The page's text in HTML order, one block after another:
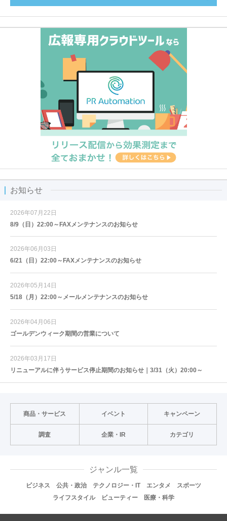
お知らせ
2026年07月22日
8/9（日）22:00～FAXメンテナンスのお知らせ
2026年06月03日
6/21（日）22:00～FAXメンテナンスのお知らせ
2026年05月14日
5/18（月）22:00～メールメンテナンスのお知らせ
2026年04月06日
ゴールデンウィーク期間の営業について
2026年03月17日
リニューアルに伴うサービス停止期間のお知らせ｜3/31（火）20:00～
商品・サービス イベント キャンペーン
調査 企業・IR カテゴリ
ジャンル一覧
ビジネス 公共・政治 テクノロジー・IT エンタメ
スポーツ
ライフスタイル
ビューティー 医療・科学